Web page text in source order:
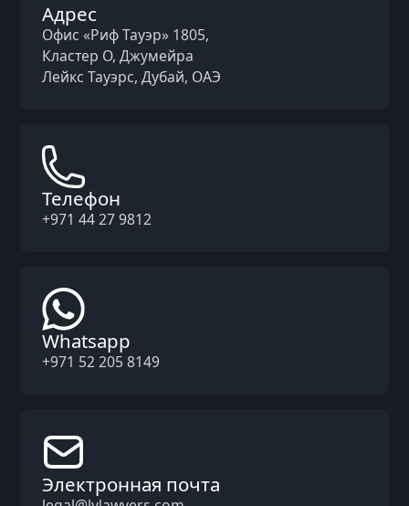
Адрес
Офис «Риф Тауэр» 1805,
Кластер O, Джумейра
Лейкс Тауэрс, Дубай, ОАЭ
Телефон
+971 44 27 9812
Whatsapp
+971 52 205 8149
Электронная почта